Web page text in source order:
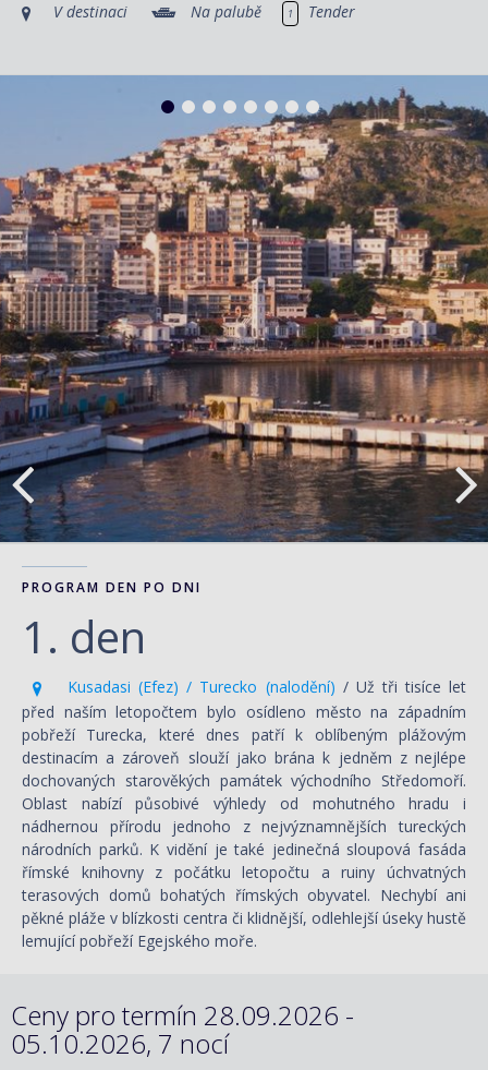
V destinaci Na palubě 1 Tender
PROGRAM DEN PO DNI
1. den
Kusadasi (Efez) / Turecko (nalodění) / Už tři tisíce let
před naším letopočtem bylo osídleno město na západním
pobřeží Turecka, které dnes patří k oblíbeným plážovým
destinacím a zároveň slouží jako brána k jedněm z nejlépe
dochovaných starověkých památek východního Středomoří.
Oblast nabízí působivé výhledy od mohutného hradu i
nádhernou přírodu jednoho z nejvýznamnějších tureckých
národních parků. K vidění je také jedinečná sloupová fasáda
římské knihovny z počátku letopočtu a ruiny úchvatných
terasových domů bohatých římských obyvatel. Nechybí ani
pěkné pláže v blízkosti centra či klidnější, odlehlejší úseky hustě
lemující pobřeží Egejského moře.
Ceny pro termín 28.09.2026 -
05.10.2026, 7 nocí